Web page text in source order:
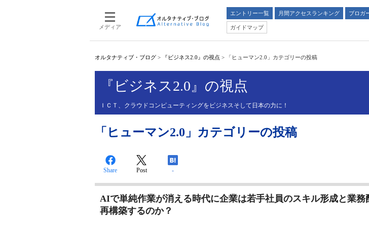
メディア
エントリー一覧 月間アクセスランキング ブロガ
ガイドマップ
オルタナティブ・ブログ > 『ビジネス2.0』の視点 > 「ヒューマン2.0」カテゴリーの投稿
『ビジネス2.0』の視点
ＩＣＴ、クラウドコンピューティングをビジネスそして日本の力に！
「ヒューマン2.0」カテゴリーの投稿
Share Post -
AIで単純作業が消える時代に企業は若手社員のスキル形成と業務
再構築するのか？